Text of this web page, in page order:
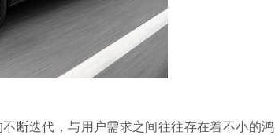
断迭代，与用户需求之间往往存在着不小的鸿